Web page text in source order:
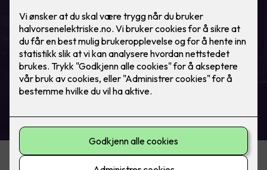
ELKO Smart
Automatisk lys ved bevegelse. Helt
automagisk!
Hva er egentlig smart lysstyring?